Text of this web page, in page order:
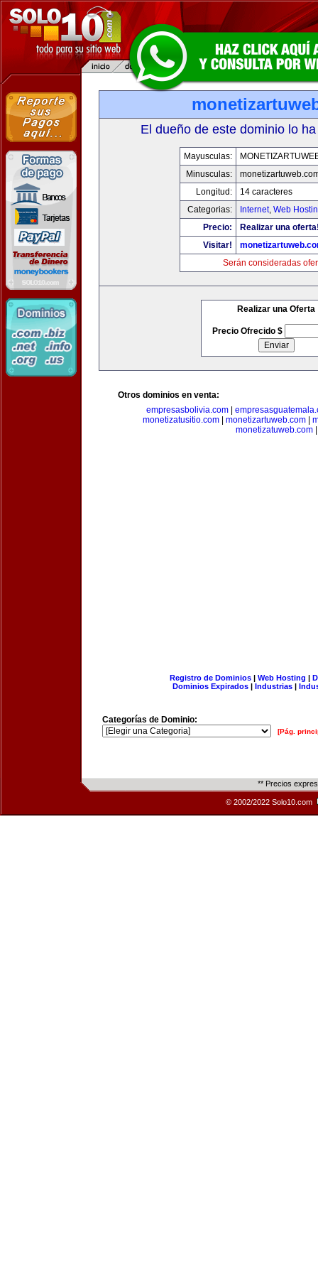
El dueño de este dominio lo
Mayusculas:
Minusculas:
Longitud:
14 caracteres
Categorias:
Internet, Web
Precio:
Realizar una
Visitar!
Serán consideradas
Realizar una Oferta
Precio Ofrecido $
Otros dominios en venta:
empresasbolivia.com
monetizatusitio.com
monetizartuweb.com
monetizatuweb.com|
Registro de Dominios| Web Hosting |
Dominios Expirados | Industrias |
Categorías de Dominio:
[Pág.
** Precios
© 2002/2022 Solo10.com